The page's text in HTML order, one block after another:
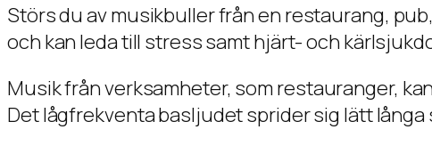
Störs du av musikbuller från en restaurang,
och kan leda till stress samt hjärt- och
Musik från verksamheter, som restauranger,
Det lågfrekventa basljudet sprider sig lätt